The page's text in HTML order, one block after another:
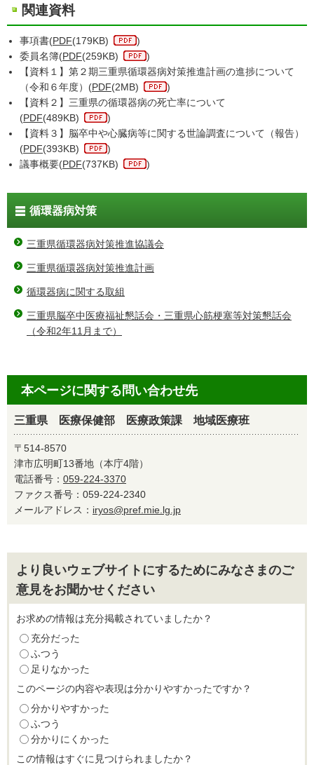
関連資料
事項書(PDF(179KB)
)
委員名簿(PDF(259KB)
)
【資料１】第２期三重県循環器病対策推進計画の進捗について
（令和６年度）(PDF(2MB)
)
【資料２】三重県の循環器病の死亡率について
(PDF(489KB)
)
【資料３】脳卒中や心臓病等に関する世論調査について（報告）
(PDF(393KB)
)
議事概要(PDF(737KB) )
循環器病対策
三重県循環器病対策推進協議会
三重県循環器病対策推進計画
循環器病に関する取組
三重県脳卒中医療福祉懇話会・三重県心筋梗塞等対策懇話会
（令和2年11月まで）
本ページに関する問い合わせ先
三重県 医療保健部 医療政策課 地域医療班
〒514-8570
津市広明町13番地（本庁4階）
電話番号： 059-224-3370
ファクス番号：059-224-2340
メールアドレス： iryos@pref.mie.lg.jp
より良いウェブサイトにするためにみなさまのご
意見をお聞かせください
お求めの情報は充分掲載されていましたか？
充分だった
ふつう
足りなかった
このページの内容や表現は分かりやすかったですか？
分かりやすかった
ふつう
分かりにくかった
この情報はすぐに見つけられましたか？